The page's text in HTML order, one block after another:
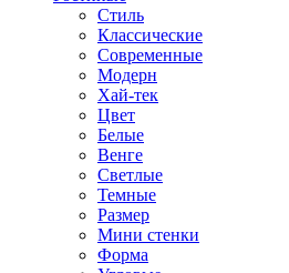
Стиль
Классические
Современные
Модерн
Хай-тек
Цвет
Белые
Венге
Светлые
Темные
Размер
Мини стенки
Форма